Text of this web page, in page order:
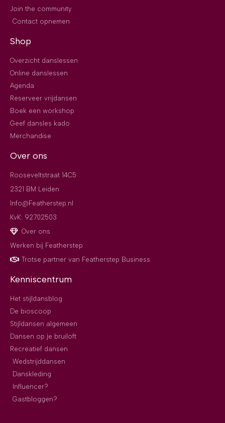
Join the community
Contact opnemen
Shop
Overzicht danslessen
Online danslessen
Agenda
Reserveer vrijdansen
Boek een workshop
Geef dansles kado
Merchandise
Over ons
Rooseveltstraat 14C5
2321 BM Leiden
Info@Featherstep.nl
KvK: 92702503
Over ons
Werken bij Featherstep
Trotse partner van Featherstep Business
Kenniscentrum
Het stijldansblog
De bioscoop
Stijldansen algemeen
Dansen op je bruiloft
Recreatief dansen
Wedstrijddansen
Danskleding
Influencer?
Gastbloggen?